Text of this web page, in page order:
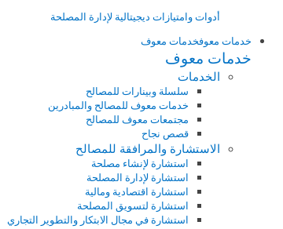
أدوات وامتيازات ديجيتالية لإدارة المصلحة
خدمات معوفخدمات معوف
خدمات معوف
الخدمات
سلسلة وبينارات للمصالح
خدمات معوف للمصالح والمبادرين
مجتمعات معوف للمصالح
قصص نجاح
الاستشارة والمرافقة للمصالح
استشارة لإنشاء مصلحة
استشارة لإدارة المصلحة
استشارة اقتصادية ومالية
استشارة لتسويق المصلحة
استشارة في مجال الابتكار والتطوير التجاري